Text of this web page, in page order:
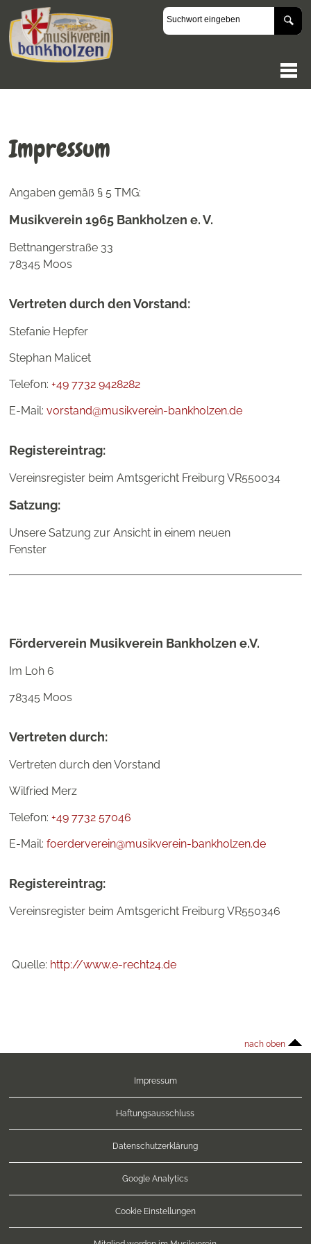
Impressum
Angaben gemäß § 5 TMG:
Musikverein 1965 Bankholzen e. V.
Bettnangerstraße 33
78345 Moos
Vertreten durch den Vorstand:
Stefanie Hepfer
Stephan Malicet
Telefon: ‭+49 7732 9428282
E-Mail:vorstand@musikverein-bankholzen.de
Registereintrag:
Vereinsregister beim Amtsgericht Freiburg VR550034
Satzung:
Unsere Satzung zur Ansicht in einem neuen
Fenster
Förderverein Musikverein Bankholzen e.V.
Im Loh 6
78345 Moos
Vertreten durch:
Vertreten durch den Vorstand
Wilfried Merz
Telefon:+49 7732 57046
E-Mail:foerderverein@musikverein-bankholzen.de
Registereintrag:
Vereinsregister beim Amtsgericht Freiburg VR550346
Quelle: http://www.e-recht24.de
nach oben
Impressum
Haftungsausschluss
Datenschutzerklärung
Google Analytics
Cookie Einstellungen